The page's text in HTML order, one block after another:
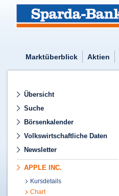
Marktüberblick Aktien
Übersicht
Suche
Börsenkalender
Volkswirtschaftliche Daten
Newsletter
APPLE INC.
Kursdetails
Chart